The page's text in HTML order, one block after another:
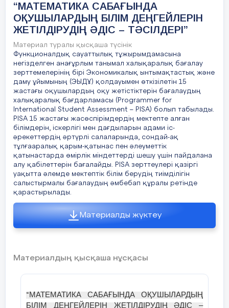
“МАТЕМАТИКА САБАҒЫНДА
ОҚУШЫЛАРДЫҢ БІЛІМ ДЕҢГЕЙЛЕРІН
ЖЕТІЛДІРУДІҢ ӘДІС – ТӘСІЛДЕРІ”
Материал туралы қысқаша түсінік
Функционалдық сауаттылық тұжырымдамасына
негізделген анағұрлым танымал халықаралық бағалау
зерттемелерінің бірі Экономикалық ынтымақтастық және
даму ұйымының (ЭЫДҰ) қолдауымен өткізілетін 15
жастағы оқушылардың оқу жетістіктерін бағалаудың
халықаралық бағдарламасы (Programmer for
International Student Assessment – РІSА) болып табылады.
РІSА 15 жастағы жасөспірімдердің мектепте алған
білімдерін, іскерлігі мен дағдыларын адами іс-
әрекеттердің әртүрлі салаларында, сондай-ақ
тұлғааралық қарым-қатынас пен әлеуметтік
қатынастарда өмірлік міндеттерді шешу үшін пайдалана
алу қабілеттерін бағалайды. РІSА зерттеулері қазіргі
уақытта әлемде мектептік білім берудің тиімділігін
салыстырмалы бағалаудың әмбебап құралы ретінде
қарастырылады.
Материалды жүктеу
Материалдың қысқаша нұсқасы
“ МАТЕМАТИКА САБАҒЫНДА ОҚУШЫЛАРДЫҢ
БІЛІМ ДЕҢГЕЙЛЕРІН ЖЕТІЛДІРУДІҢ ӘДІС –